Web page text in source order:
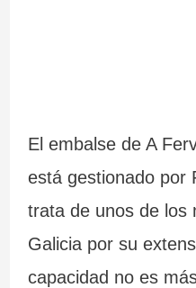
El embalse de A
está gestionado por
trata de unos de los
Galicia por su
capacidad no es